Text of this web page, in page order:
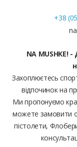
+38
NA MUSHKE!
Захоплюєтесь
відпочинок на
Ми пропонуємо
можете замовити
пістолети,